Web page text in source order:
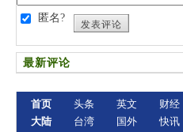
匿名?
发表评论
最新评论
首页
大陆
头条
台湾
英文
国外
财经
快讯